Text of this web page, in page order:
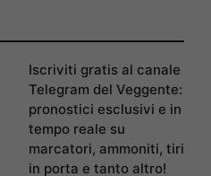
Iscriviti gratis al canale
Telegram del Veggente:
pronostici esclusivi e in
tempo reale su
marcatori, ammoniti, tiri
in porta e tanto altro!